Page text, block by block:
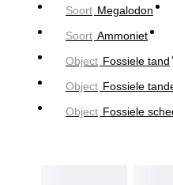
Soort Megalodon
Soort Ammoniet
Object Fossiele tand
Object Fossiele
Object Fossiele